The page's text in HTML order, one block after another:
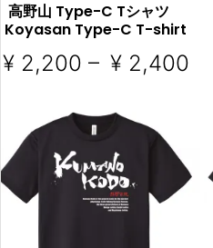
オプションを選択
COMP
高野山 Type-C Tシャツ
Koyasan Type-C T-shirt
¥2,200 – ¥2,400